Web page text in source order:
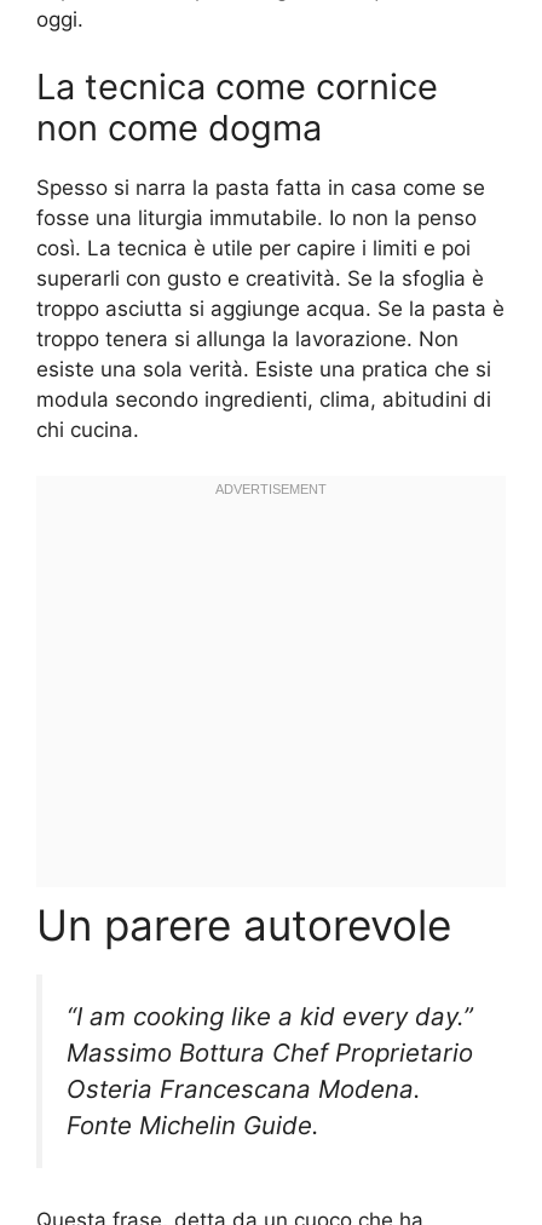
oggi.
La tecnica come cornice
non come dogma
Spesso si narra la pasta fatta in casa come se
fosse una liturgia immutabile. Io non la penso
così. La tecnica è utile per capire i limiti e poi
superarli con gusto e creatività. Se la sfoglia è
troppo asciutta si aggiunge acqua. Se la pasta è
troppo tenera si allunga la lavorazione. Non
esiste una sola verità. Esiste una pratica che si
modula secondo ingredienti, clima, abitudini di
chi cucina.
Un parere autorevole
“I am cooking like a kid every day.”
Massimo Bottura Chef Proprietario
Osteria Francescana Modena.
Fonte Michelin Guide.
Questa frase, detta da un cuoco che ha